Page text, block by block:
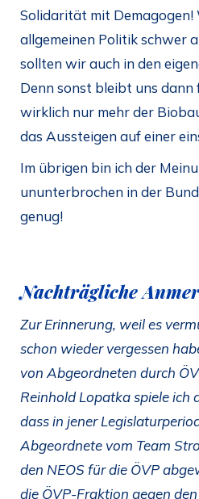
Solidarität mit Demagogen!
allgemeinen Politik schwer
sollten wir auch in den
Denn sonst bleibt uns dann
wirklich nur mehr der
das Aussteigen auf einer
Im übrigen bin ich der
ununterbrochen in der
genug!
Nachträgliche
Zur Erinnerung, weil es
schon wieder vergessen
von Abgeordneten durch
Reinhold Lopatka spiele ich
dass in jener
Abgeordnete vom Team
den NEOS für die ÖVP
die ÖVP-Fraktion gegen